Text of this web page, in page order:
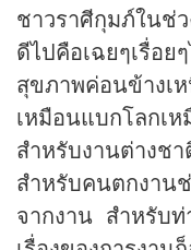
ชาวราศีกุมภ์ในช่
ดีไปคือเฉยๆเรื่อย
สุขภาพค่อนข้างเ
เหมือนแบกโลกเ
สำหรับงานต่างช
สำหรับคนตกงาน
จากงาน สำหรับท่